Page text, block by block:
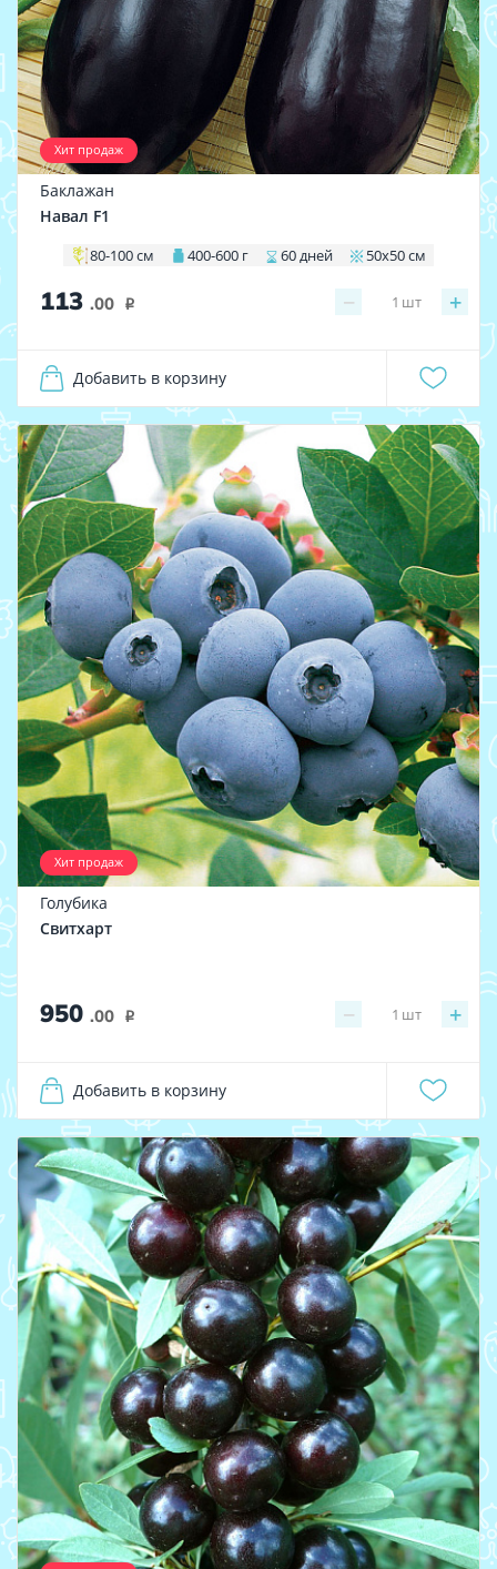
Хит продаж
Баклажан
Навал F1
80-100 см 400-600 г 60 дней 50х50 см
113 .00 i − +
1 шт
Добавить в корзину
Хит продаж
Голубика
Свитхарт
950 .00 i − +
1 шт
Добавить в корзину